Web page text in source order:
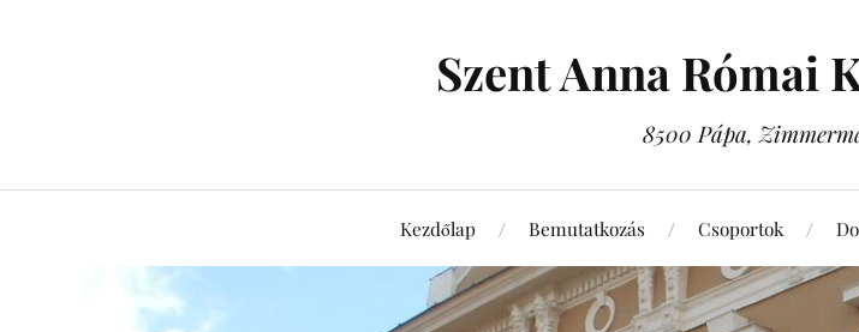
Szent Anna Római
8500 Pápa,
Kezdőlap Bemutatkozás Csoportok